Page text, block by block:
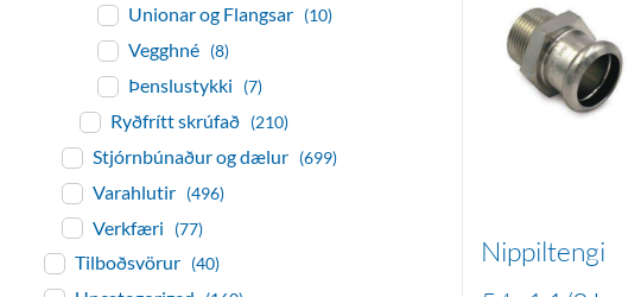
Nippiltengi
Unionar og Flangsar (10)
Vegghné (8)
Þenslustykki (7)
Ryðfrítt skrúfað (210)
Stjórnbúnaður og dælur (699)
Varahlutir (496)
Verkfæri (77)
Tilboðsvörur (40)